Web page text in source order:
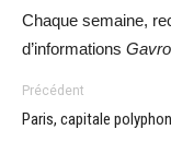
Chaque semaine,
d’informations
Précédent
Paris, capitale